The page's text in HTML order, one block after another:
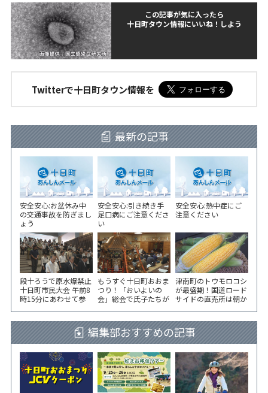
この記事が気に入ったら
十日町タウン情報にいいね！しよう
Twitterで十日町タウン情報を
最新の記事
安全安心:お盆休み中
の交通事故を防ぎまし
ょう
安全安心:引き続き手
足口病にご注意くださ
い
安全安心:熱中症にご
注意ください
段十ろうで原水爆禁止
十日町市民大会 午前8
時15分にあわせて参
もうすぐ十日町おおま
つり！「おいよいの
会」総会で氏子たちが
津南町のトウモロコシ
が最盛期！国道ロード
サイドの直売所は朝か
編集部おすすめの記事